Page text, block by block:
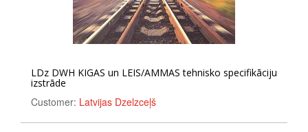
LDz DWH KIGAS un LEIS/AMMAS tehnisko specifikāciju
izstrāde
Customer: Latvijas Dzelzceļš